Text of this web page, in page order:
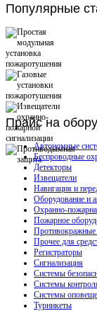
Популярные
Прайсна
Автономные
Беспроводные
Детекторы
Извещатели
Навигация и
Оборудование и
Охранно-
Пожарное
Противокражные
Прочее для
Регистраторы
Сигнализация
Системы
Системы
Системы
Турникеты